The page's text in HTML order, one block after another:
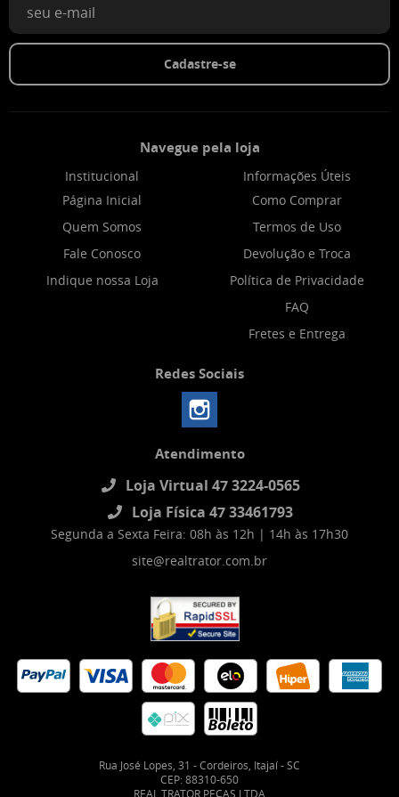
Cadastre-se
Navegue pela loja
Institucional
Página Inicial
Quem Somos
Fale Conosco
Indique nossa Loja
Informações Úteis
Como Comprar
Termos de Uso
Devolução e Troca
Política de Privacidade
FAQ
Fretes e Entrega
Redes Sociais
Atendimento
Loja Virtual 47 3224-0565
Loja Física 47 33461793
Segunda a Sexta Feira: 08h às 12h | 14h às 17h30
site@realtrator.com.br
Rua José Lopes, 31 -Cordeiros, Itajaí-SC
CEP: 88310-650
REAL TRATOR PEÇAS LTDA